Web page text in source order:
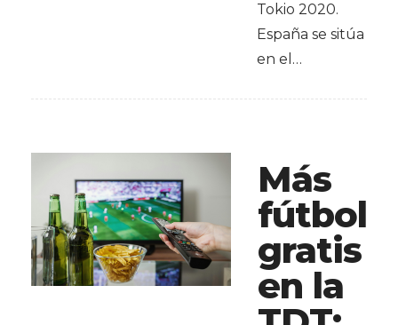
Tokio 2020.
España se sitúa
en el…
Más
fútbol
gratis
en la